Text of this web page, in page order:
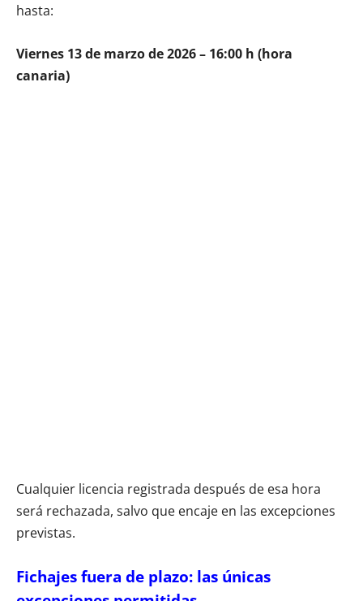
hasta:
Viernes 13 de marzo de 2026 – 16:00 h (hora
canaria)
Cualquier licencia registrada después de esa hora
será rechazada, salvo que encaje en las excepciones
previstas.
Fichajes fuera de plazo: las únicas